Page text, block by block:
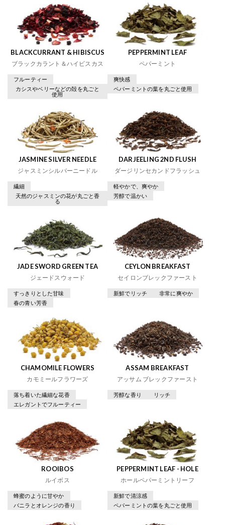
BLACKCURRANT & HIBISCUS
ブラックカラント＆ハイビスカス
フルーティー
カシスやベリーなどの殻を丸ごと
使用
PEPPERMINT LEAF
ペパーミント
爽快感
ペパーミントの葉を丸ごと使用
JASMINE SILVER NEEDLE
ジャスミンシルバーニードル
繊細
天然のジャスミンの花が丸ごと香
る
DARJEELING 2ND FLUSH
ダージリンセカンドフラッシュ
軽やかで、爽やか
芳醇で温かい
JADE SWORD GREEN TEA
ジェードスウォード
すっきりとした甘味
春の青い芳香
CEYLON BREAKFAST
セイロンブレックファースト
新鮮でリッチ 非常に爽やか
CHAMOMILE FLOWERS
カモミールフラワーズ
落ち着いた繊細な花香
エレガントでフルーティー
ASSAM BREAKFAST
アッサム ブレックファースト
芳醇な香り リッチ
ROOIBOS
ルイボス
蜂蜜のように甘やか
バニラとオレンジの香り
PEPPERMINT LEAF - HOLE
ホールペパーミントリーフ
新鮮で清涼感
ペパーミントの葉を丸ごと使用